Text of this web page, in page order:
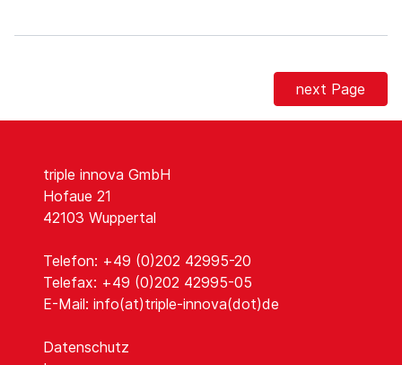
next Page
triple innova GmbH
Hofaue 21
42103 Wuppertal
Telefon: +49 (0)202 42995-20
Telefax: +49 (0)202 42995-05
E-Mail: info(at)triple-innova(dot)de
Datenschutz